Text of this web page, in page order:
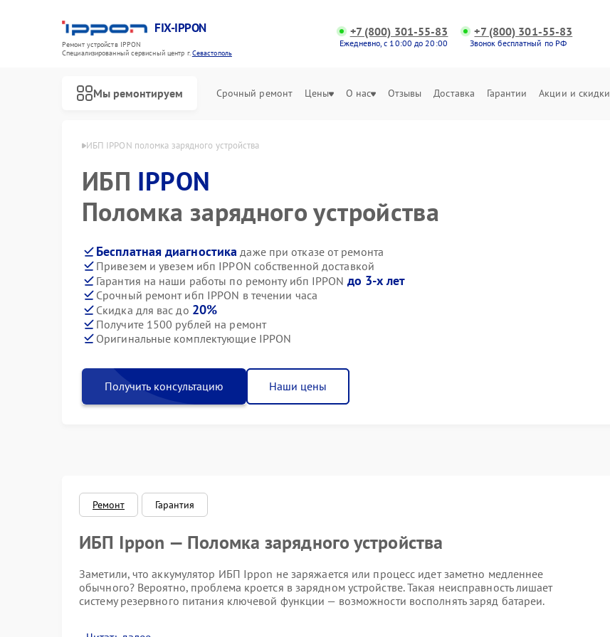
FIX-IPPON
Ремонт устройств IPPON
Специализированный cервисный центр г.Севастополь
+7 (800) 301-55-83
Ежедневно, с 10:00 до 20:00
+7 (800) 301-55-83
Звонок бесплатный по РФ
Мы ремонтируем Срочный ремонт Цены О нас Отзывы Доставка Гарантии Акции и скидки
ИБП IPPON поломка зарядного устройства
ИБП IPPON
Поломка зарядного устройства
Бесплатная диагностика даже при отказе от ремонта
Привезем и увезем ибп IPPON собственной доставкой
Гарантия на наши работы по ремонту ибп IPPON до 3-х лет
Срочный ремонт ибп IPPON в течении часа
Скидка для вас до 20%
Получите 1500 рублей на ремонт
Оригинальные комплектующие IPPON
Получить консультацию Наши цены
Ремонт Гарантия
ИБП Ippon — Поломка зарядного устройства
Заметили, что аккумулятор ИБП Ippon не заряжается или процесс идет заметно медленнее
обычного? Вероятно, проблема кроется в зарядном устройстве. Такая неисправность лишает
систему резервного питания ключевой функции — возможности восполнять заряд батареи.
Признаки неисправности зарядного устройства